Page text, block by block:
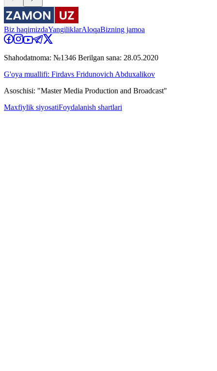
Biz haqimizdaYangiliklarAloqaBizning jamoa
Shahodatnoma: №1346 Berilgan sana: 28.05.2020
G'oya muallifi: Firdavs Fridunovich Abduxalikov
Asoschisi: "Master Media Production and Broadcast"
Maxfiylik siyosatiFoydalanish shartlari